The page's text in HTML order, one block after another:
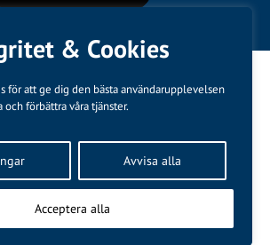
& Cookies
för att ge dig den bästa användarupplevelsen
förbättra våra tjänster.
Avvisa alla
Acceptera alla